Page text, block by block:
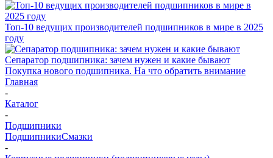
Топ-10 ведущих производителей подшипников в мире в 2025
году
Сепаратор подшипника: зачем нужен и какие бывают
Покупка нового подшипника. На что обратить внимание
Главная
-
Каталог
-
Подшипники
ПодшипникиСмазки
-